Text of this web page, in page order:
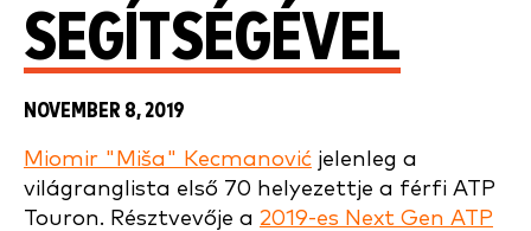
SEGÍTSÉGÉVEL
NOVEMBER 8, 2019
Miomir "Miša" Kecmanović jelenleg a
világranglista első 70 helyezettje a férfi ATP
Touron. Résztvevője a 2019-es Next Gen ATP